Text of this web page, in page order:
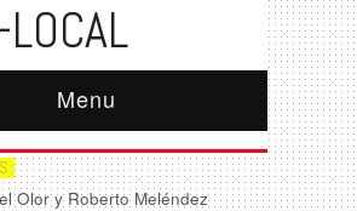
Menu
Olor y Roberto Meléndez